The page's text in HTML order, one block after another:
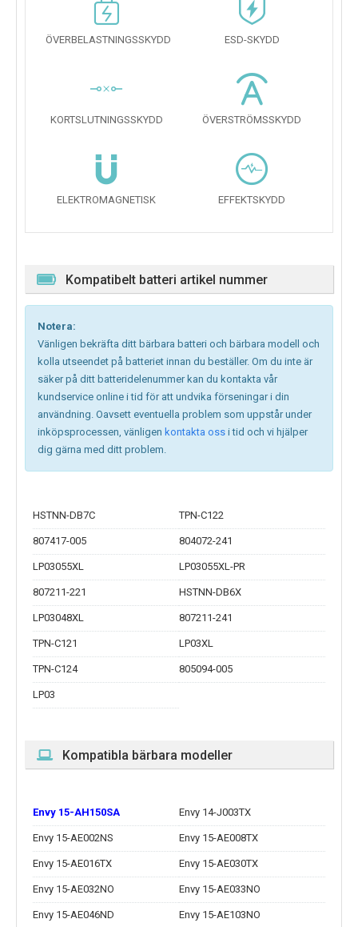
ÖVERBELASTNINGSSKYDD ESD-SKYDD
KORTSLUTNINGSSKYDD ÖVERSTRÖMSSKYDD
ELEKTROMAGNETISK EFFEKTSKYDD
Kompatibelt batteri artikel nummer
Notera:
Vänligen bekräfta ditt bärbara batteri och bärbara modell och
kolla utseendet på batteriet innan du beställer. Om du inte är
säker på ditt batteridelenummer kan du kontakta vår
kundservice online i tid för att undvika förseningar i din
användning. Oavsett eventuella problem som uppstår under
inköpsprocessen, vänligen kontakta oss i tid och vi hjälper
dig gärna med ditt problem.
HSTNN-DB7C TPN-C122
807417-005 804072-241
LP03055XL LP03055XL-PR
807211-221 HSTNN-DB6X
LP03048XL 807211-241
TPN-C121 LP03XL
TPN-C124 805094-005
LP03
Kompatibla bärbara modeller
Envy 15-AH150SA Envy 14-J003TX
Envy 15-AE002NS Envy 15-AE008TX
Envy 15-AE016TX Envy 15-AE030TX
Envy 15-AE032NO Envy 15-AE033NO
Envy 15-AE046ND Envy 15-AE103NO